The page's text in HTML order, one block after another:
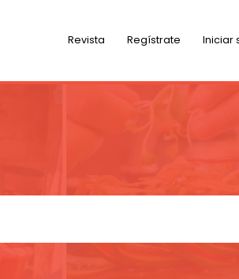
Revista Regístrate Iniciar